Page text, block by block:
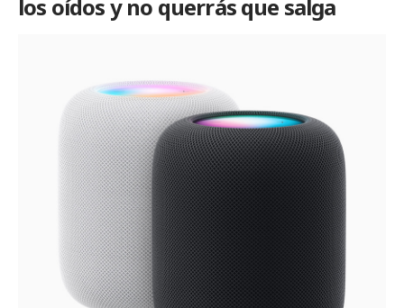
los oídos y no querrás que salga